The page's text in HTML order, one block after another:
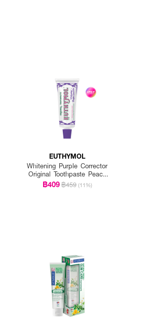
EUTHYMOL
Whitening Purple Corrector
Original Toothpaste Peach
Floral Mint
฿409฿459 (11%)